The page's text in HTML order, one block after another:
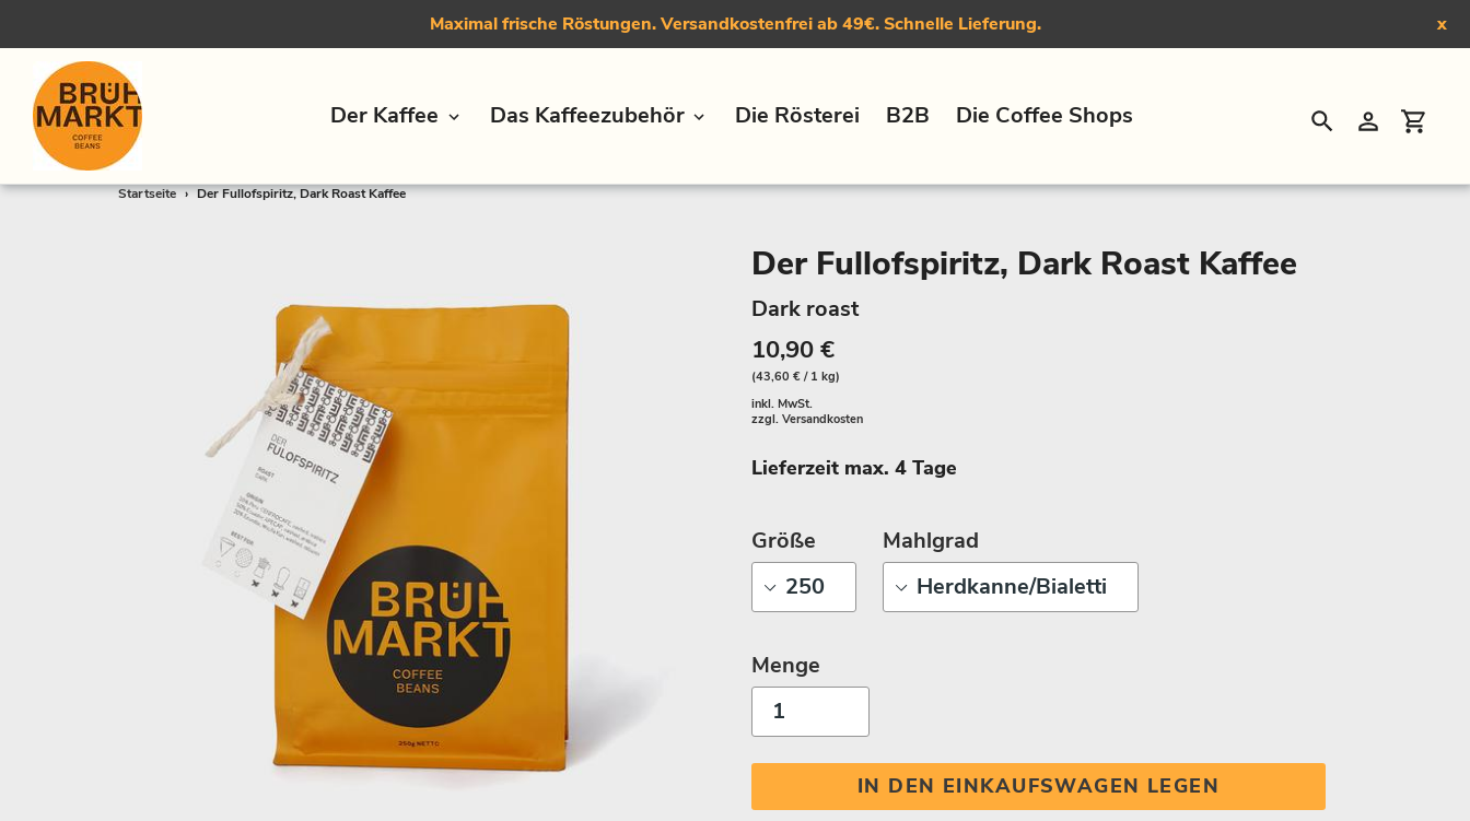
Direkt
Maximal frische Röstungen. Versandkostenfrei ab 49€. Schnelle Lieferung. x
Der Kaffee Das Kaffeezubehör Die Rösterei B2B Die Coffee Shops
SuchenEinloggen
Startseite › Der Fullofspiritz, Dark Roast Kaffee
Der Fullofspiritz, Dark Roast Kaffee
Dark roast
10,90 €
(43,60 € / 1 kg)
inkl. MwSt.
zzgl. Versandkosten
Lieferzeit max. 4 Tage
Größe Mahlgrad
Menge
IN DEN EINKAUFSWAGEN LEGEN